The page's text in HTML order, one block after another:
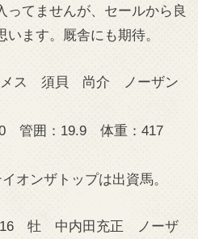
てませんが、セールから良
ます。厩舎にも期待。
メス 須貝 尚介 ノーザン
管囲：19.9 体重：417
オンザトップは出資馬。
16 牡 中内田充正 ノーザ